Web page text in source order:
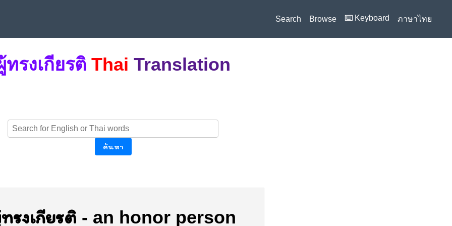
Search Browse ⌨️ Keyboard ภาษาไทย
ทรงเกียรติ Thai Translation
ค้นหา
รงเกียรติ - an honor person